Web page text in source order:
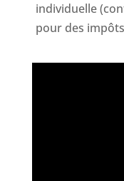
individuelle
pour des